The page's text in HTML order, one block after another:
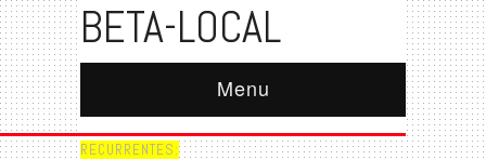
BETA-LOCAL
Menu
RECURRENTES: